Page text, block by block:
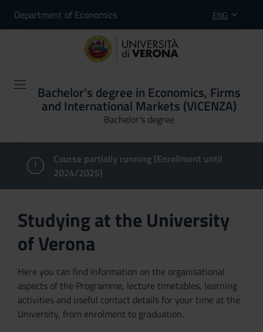
Department of Economics ENG
Bachelor's degree in Economics, Firms
and International Markets (VICENZA)
Bachelor's degree
Course partially running (Enrollment until
2024/2025)
Studying at the University
of Verona
Here you can find information on the organisational
aspects of the Programme, lecture timetables, learning
activities and useful contact details for your time at the
University, from enrolment to graduation.